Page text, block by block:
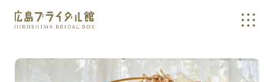
広島の結婚式やウェディングドレスの相談・確認なら、広島ブラ